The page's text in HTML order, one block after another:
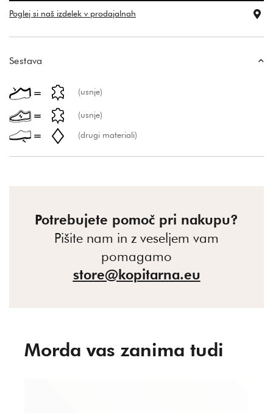
Poglej si naš izdelek v prodajalnah
Sestava
(usnje)
(usnje)
(drugi materiali)
Potrebujete pomoč pri nakupu?
Pišite nam in z veseljem vam
pomagamo
store@kopitarna.eu
Morda vas zanima tudi